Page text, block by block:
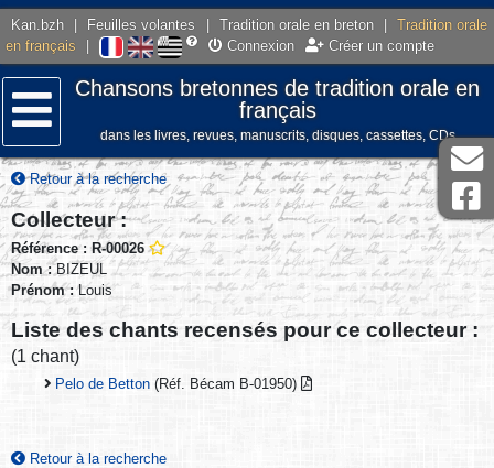
Kan.bzh Feuilles volantes Tradition orale en breton
Tradition orale
en français
Connexion Créer un compte
Menu
Chansons bretonnes de tradition orale en
français
dans les livres, revues, manuscrits, disques, cassettes, CDs
Retour à la recherche
Collecteur :
Référence : R-00026
Nom :BIZEUL
Prénom :Louis
Liste des chants recensés pour ce collecteur :
(1 chant)
Pelo de Betton (Réf. Bécam B-01950)
Retour à la recherche